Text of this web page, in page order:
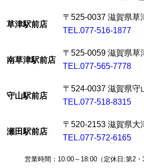
草津駅前店
〒525-0037 滋賀県草
TEL.077-516-1877
南草津駅前店
〒525-0059 滋賀県草
TEL.077-565-7778
守山駅前店
〒524-0037 滋賀県守
TEL.077-518-8315
瀬田駅前店
〒520-2153 滋賀県大
TEL.077-572-6165
営業時間：10:00～18:00（定休日:第2・